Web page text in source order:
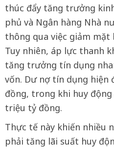
thúc đẩy tăng trưởng
phủ và Ngân hàng Nhà
thông qua việc giảm mặt
Tuy nhiên, áp lực thanh
tăng trưởng tín dụng
vốn. Dư nợ tín dụng hiện
đồng, trong khi huy
triệu tỷ đồng.
Thực tế này khiến nhiều
phải tăng lãi suất huy